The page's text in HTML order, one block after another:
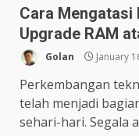
Cara Mengatasi
Upgrade RAM
Golan January
Perkembangan
telah menjadi
sehari-hari. Segala